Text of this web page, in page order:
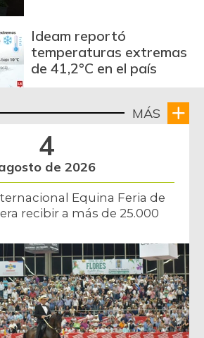
Ideam reportó
temperaturas extremas
de 41,2°C en el país
MÁS
4
de 2026
Equina Feria de
recibir a más de 25.000